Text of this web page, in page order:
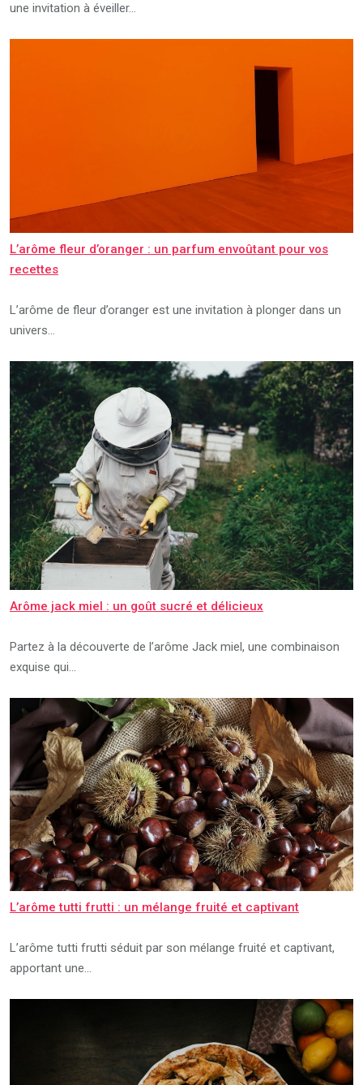
une invitation à éveiller…
L’arôme fleur d’oranger : un parfum envoûtant pour vos
recettes
L’arôme de fleur d’oranger est une invitation à plonger dans un
univers…
Arôme jack miel : un goût sucré et délicieux
Partez à la découverte de l’arôme Jack miel, une combinaison
exquise qui…
L’arôme tutti frutti : un mélange fruité et captivant
L’arôme tutti frutti séduit par son mélange fruité et captivant,
apportant une…